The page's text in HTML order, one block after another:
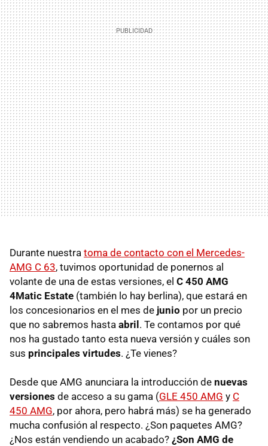
Durante nuestra toma de contacto con el Mercedes-
AMG C 63, tuvimos oportunidad de ponernos al
volante de una de estas versiones, el C 450 AMG
4Matic Estate (también lo hay berlina), que estará en
los concesionarios en el mes de junio por un precio
que no sabremos hasta abril. Te contamos por qué
nos ha gustado tanto esta nueva versión y cuáles son
sus principales virtudes. ¿Te vienes?
Desde que AMG anunciara la introducción de nuevas
versiones de acceso a su gama (GLE 450 AMG y C
450 AMG, por ahora, pero habrá más) se ha generado
mucha confusión al respecto. ¿Son paquetes AMG?
¿Nos están vendiendo un acabado? ¿Son AMG de